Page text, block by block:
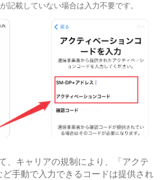
記載していない場合は入力不要です。
、キャリアの規制により、「アクテ
ど手動で入力できるコードは提供され